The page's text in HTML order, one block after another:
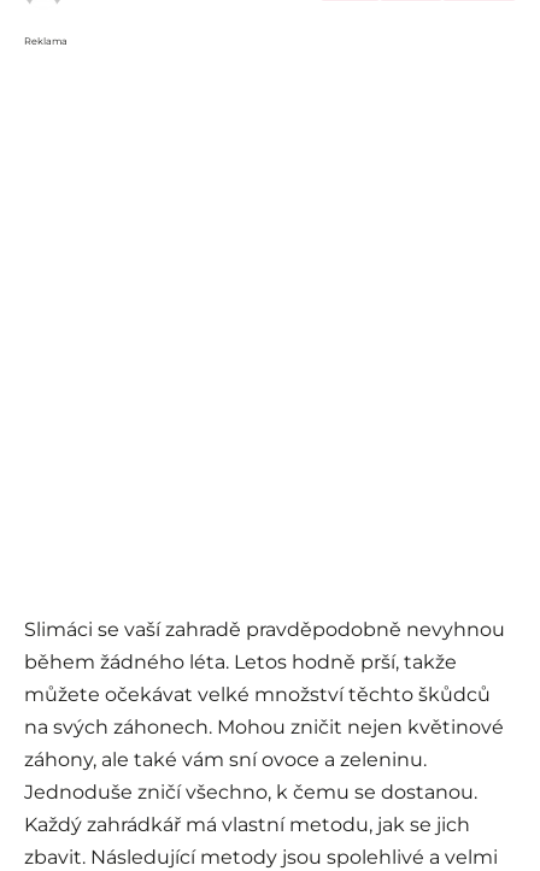
Reklama
Slimáci se vaší zahradě pravděpodobně nevyhnou
během žádného léta. Letos hodně prší, takže
můžete očekávat velké množství těchto škůdců
na svých záhonech. Mohou zničit nejen květinové
záhony, ale také vám sní ovoce a zeleninu.
Jednoduše zničí všechno, k čemu se dostanou.
Každý zahrádkář má vlastní metodu, jak se jich
zbavit. Následující metody jsou spolehlivé a velmi